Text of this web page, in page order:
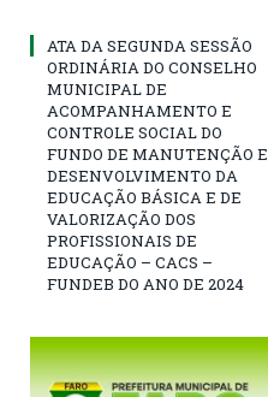
ATA DA SEGUNDA SESSÃO
ORDINÁRIA DO CONSELHO
MUNICIPAL DE
ACOMPANHAMENTO E
CONTROLE SOCIAL DO
FUNDO DE MANUTENÇÃO E
DESENVOLVIMENTO DA
EDUCAÇÃO BÁSICA E DE
VALORIZAÇÃO DOS
PROFISSIONAIS DE
EDUCAÇÃO – CACS –
FUNDEB DO ANO DE 2024